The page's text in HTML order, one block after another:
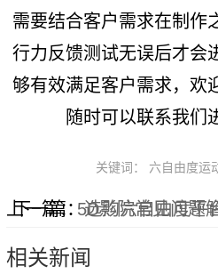
需要结合客户需求在制作
行力反馈测试无误后才会
够有效满足客户需求，欢
随时可以联系我们
关键词： 六自由度运
上一篇： 5D影院常见问题
下一篇：选购六自由度平
相关新闻